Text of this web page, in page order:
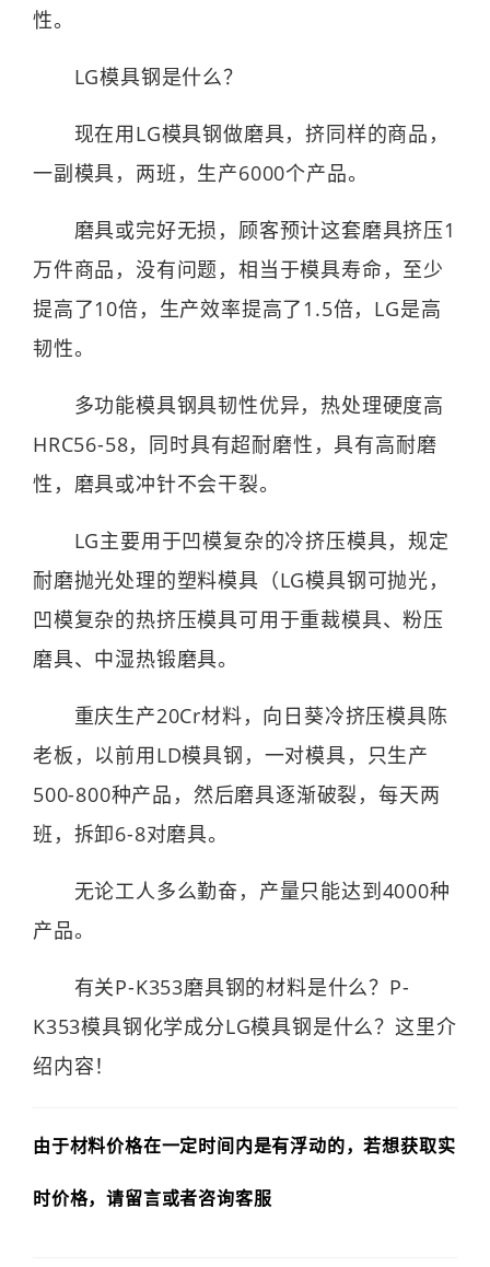
性。
LG模具钢是什么？
现在用LG模具钢做磨具，挤同样的商品，
一副模具，两班，生产6000个产品。
磨具或完好无损，顾客预计这套磨具挤压1
万件商品，没有问题，相当于模具寿命，至少
提高了10倍，生产效率提高了1.5倍，LG是高
韧性。
多功能模具钢具韧性优异，热处理硬度高
HRC56-58，同时具有超耐磨性，具有高耐磨
性，磨具或冲针不会干裂。
LG主要用于凹模复杂的冷挤压模具，规定
耐磨抛光处理的塑料模具（LG模具钢可抛光，
凹模复杂的热挤压模具可用于重裁模具、粉压
磨具、中湿热锻磨具。
重庆生产20Cr材料，向日葵冷挤压模具陈
老板，以前用LD模具钢，一对模具，只生产
500-800种产品，然后磨具逐渐破裂，每天两
班，拆卸6-8对磨具。
无论工人多么勤奋，产量只能达到4000种
产品。
有关P-K353磨具钢的材料是什么？P-
K353模具钢化学成分LG模具钢是什么？这里介
绍内容！
由于材料价格在一定时间内是有浮动的，若想获取实
时价格，请留言或者咨询客服